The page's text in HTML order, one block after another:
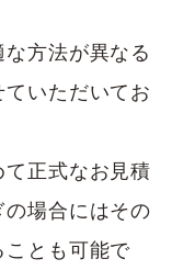
方法が異なる
いただいてお
正式なお見積
場合にはその
とも可能で